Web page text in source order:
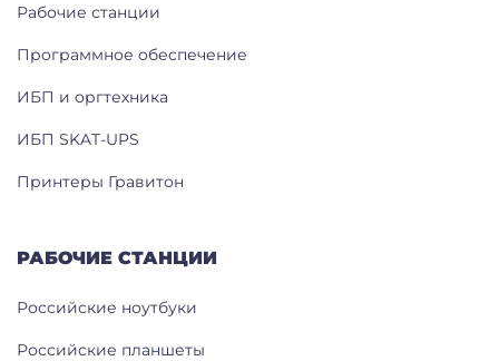
Рабочие станции
Программное обеспечение
ИБП и оргтехника
ИБП SKAT-UPS
Принтеры Гравитон
РАБОЧИЕ СТАНЦИИ
Российские ноутбуки
Российские планшеты